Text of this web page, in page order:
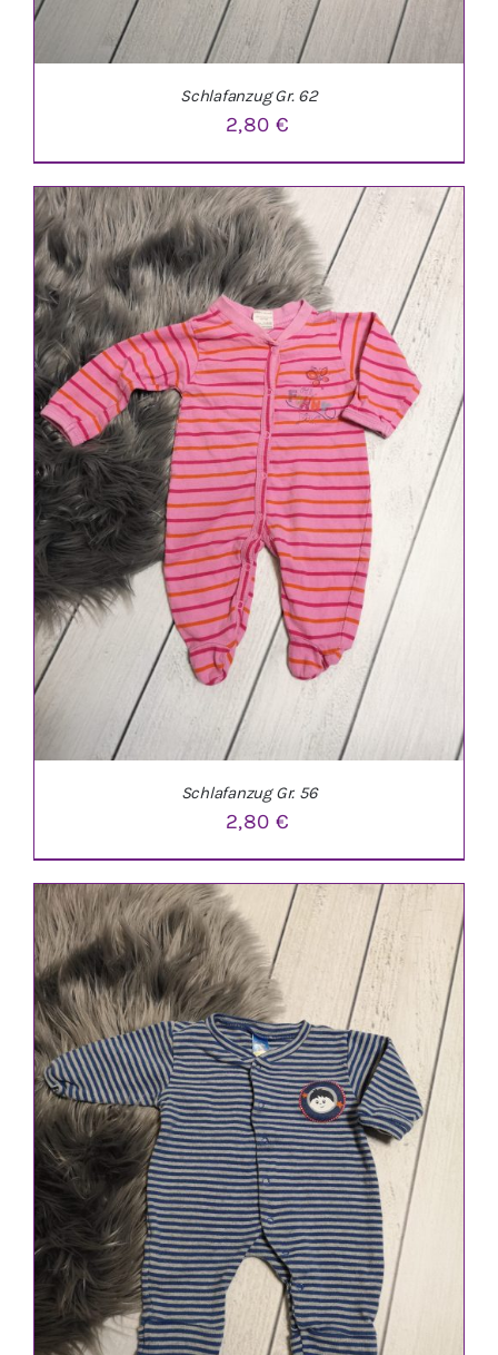
IN DEN WARENKORB / DETAILS
Schlafanzug Gr. 62
2,80 €
IN DEN WARENKORB / DETAILS
Schlafanzug Gr. 56
2,80 €